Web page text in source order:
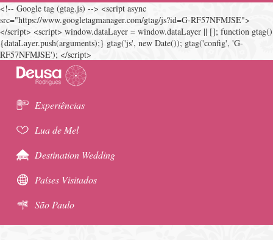
<!-- Google tag (gtag.js) --> <script async
src="https://www.googletagmanager.com/gtag/js?id=G-RF57NFMJSE">
</script> <script> window.dataLayer = window.dataLayer || []; function gtag()
{dataLayer.push(arguments);} gtag('js', new Date()); gtag('config', 'G-
RF57NFMJSE'); </script>
Experiências
Lua de Mel
Destination Wedding
Países Visitados
São Paulo